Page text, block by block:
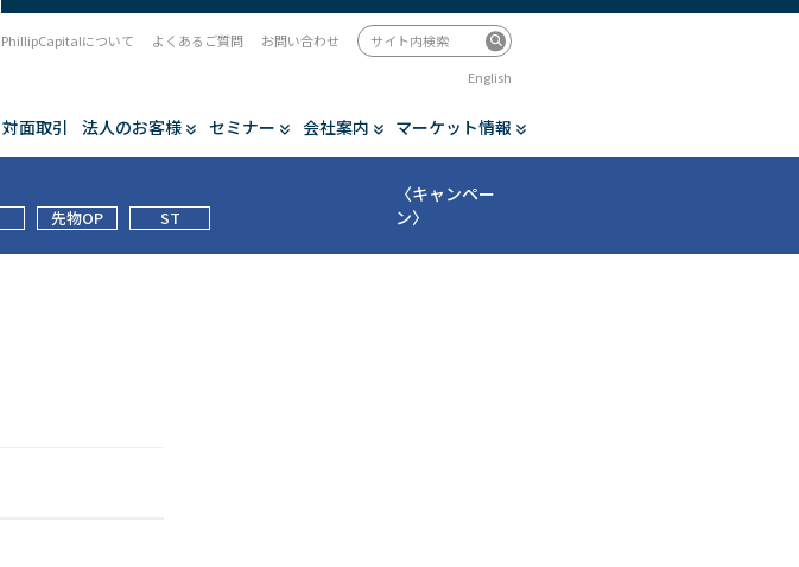
対面取引 法人のお客様 セミナー 会社案内 マーケット情報
PhillipCapitalについて よくあるご質問
お問い合わせ
English
先物OP ST
〈キャンペー
ン〉